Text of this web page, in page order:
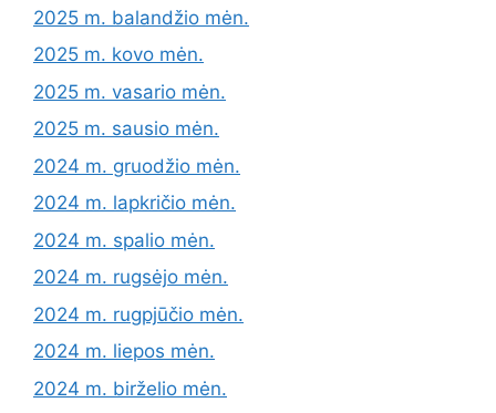
2025 m. balandžio mėn.
2025 m. kovo mėn.
2025 m. vasario mėn.
2025 m. sausio mėn.
2024 m. gruodžio mėn.
2024 m. lapkričio mėn.
2024 m. spalio mėn.
2024 m. rugsėjo mėn.
2024 m. rugpjūčio mėn.
2024 m. liepos mėn.
2024 m. birželio mėn.